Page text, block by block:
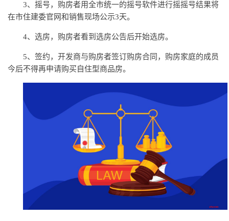
3、摇号，购房者用全市统一的摇号软件进行摇摇号结果将
在市住建委官网和销售现场公示3天。
4、选房，购房者看到选房公告后开始选房。
5、签约，开发商与购房者签订购房合同，购房家庭的成员
今后不得再申请购买自住型商品房。